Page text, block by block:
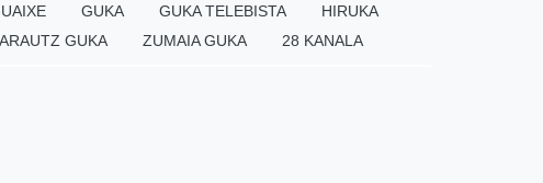
GUKA GUKA TELEBISTA
HIRUKA
GUKA ZUMAIA GUKA 28 KANALA